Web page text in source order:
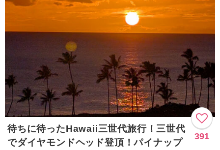
待ちに待ったHawaii三世代旅行！三世代
でダイヤモンドヘッド登頂！パイナップ
391